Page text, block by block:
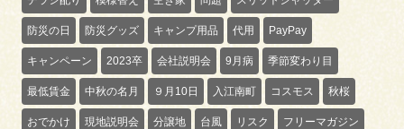
防災の日 防災グッズ キャンプ用品 代用 PayPay
キャンペーン 2023卒 会社説明会 9月病 季節変わり目
最低賃金 中秋の名月 ９月10日 入江南町 コスモス 秋桜
おでかけ 現地説明会 分譲地 台風 リスク フリーマガジン